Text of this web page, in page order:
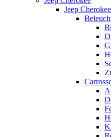
Jeep